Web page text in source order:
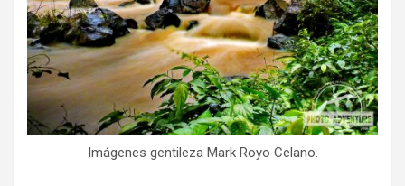
Imágenes gentileza Mark Royo Celano.